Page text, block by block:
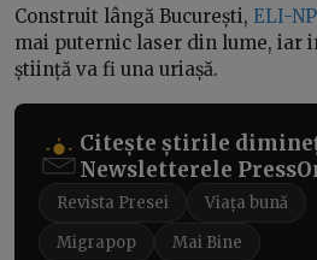
Construit lângă București, ELI-NP
mai puternic laser din lume, iar
știință va fi una uriașă.
Citește știrile
Newsletterele
Revista Presei
Viața bună
Migrapop
Mai Bine